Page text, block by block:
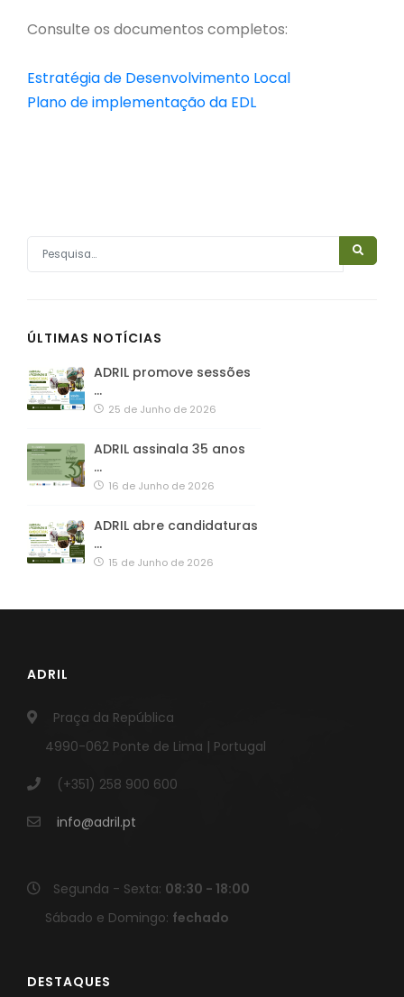
Consulte os documentos completos:
Estratégia de Desenvolvimento Local
Plano de implementação da EDL
ÚLTIMAS NOTÍCIAS
ADRIL promove sessões
…
25 de Junho de 2026
ADRIL assinala 35 anos
…
16 de Junho de 2026
ADRIL abre candidaturas
…
15 de Junho de 2026
ADRIL
Praça da República
4990-062 Ponte de Lima | Portugal
(+351) 258 900 600
info@adril.pt
Segunda - Sexta: 08:30 - 18:00
Sábado e Domingo: fechado
DESTAQUES